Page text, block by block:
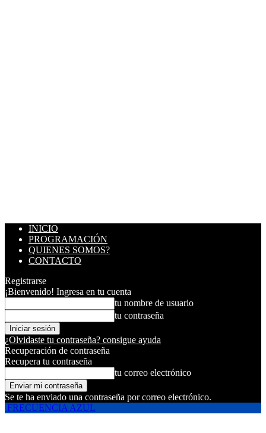
INICIO
PROGRAMACIÓN
QUIENES SOMOS?
CONTACTO
Registrarse
¡Bienvenido! Ingresa en tu cuenta
tu nombre de usuario
tu contraseña
¿Olvidaste tu contraseña? consigue ayuda
Recuperación de contraseña
Recupera tu contraseña
tu correo electrónico
Se te ha enviado una contraseña por correo electrónico.
FRECUENCIA AZUL